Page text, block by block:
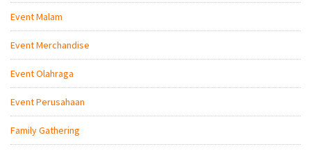
Event Malam
Event Merchandise
Event Olahraga
Event Perusahaan
Family Gathering